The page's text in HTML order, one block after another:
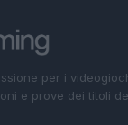
per i
e prove dei titoli